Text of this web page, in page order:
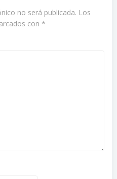
no será publicada. Los
con *